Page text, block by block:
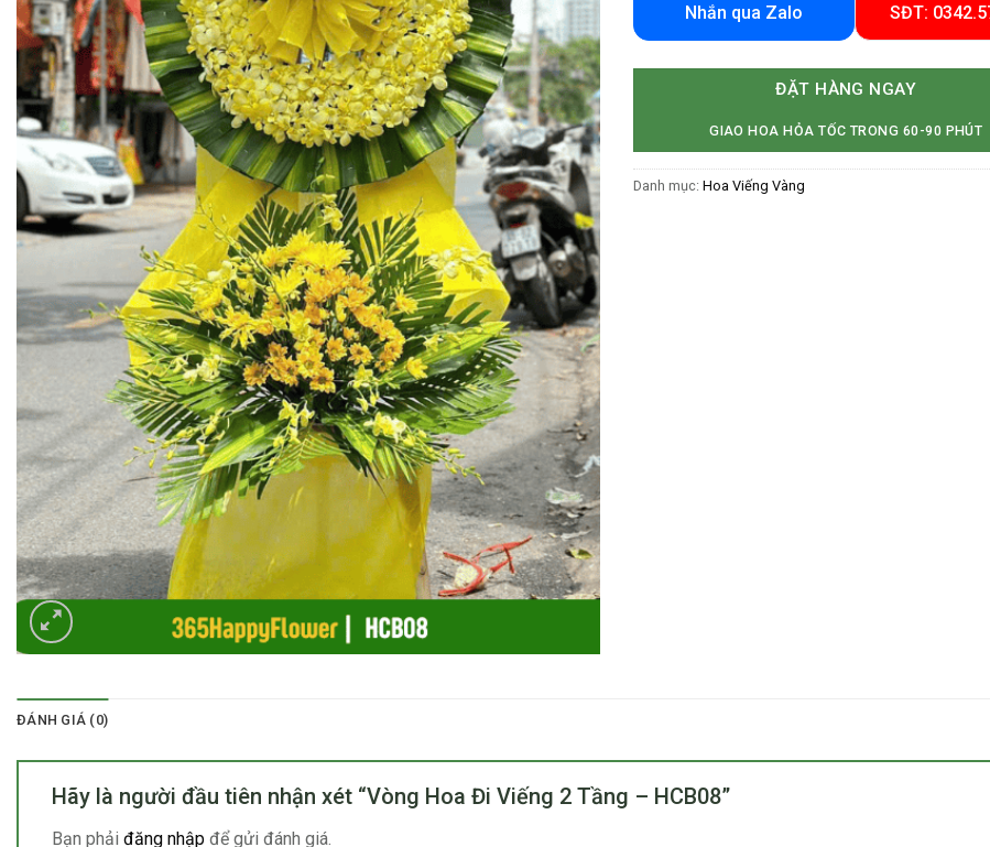
Nhắn qua Zalo SĐT:
ĐẶT HÀNG NGAY
GIAO HOA HỎA TỐC TRONG 60-90 PHÚT
Danh mục: Hoa Viếng Vàng
ĐÁNH GIÁ (0)
Hãy là người đầu tiên nhận xét “Vòng Hoa Đi Viếng 2 Tầng – HCB08”
Bạn phải đăng nhập để gửi đánh giá.